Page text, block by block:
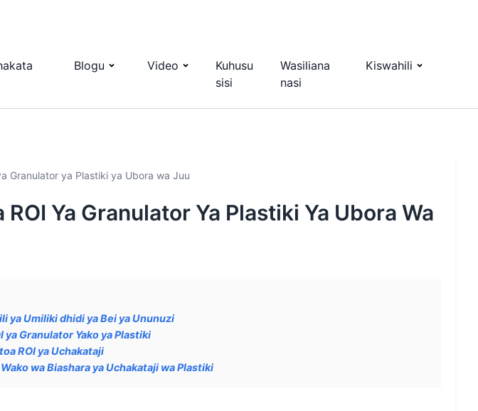
Blogu Video
Kuhusu
sisi
Wasiliana
nasi
Kiswahili
Granulator ya Plastiki ya Ubora wa Juu
Ya Granulator Ya Plastiki Ya Ubora Wa
ya Umiliki dhidi ya Bei ya Ununuzi
Granulator Yako ya Plastiki
ROI ya Uchakataji
wa Biashara ya Uchakataji wa Plastiki